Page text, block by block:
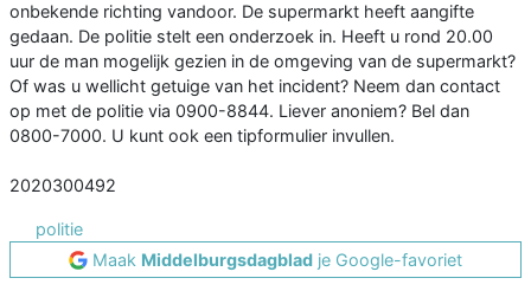
onbekende richting vandoor. De supermarkt heeft aangifte
gedaan. De politie stelt een onderzoek in. Heeft u rond 20.00
uur de man mogelijk gezien in de omgeving van de supermarkt?
Of was u wellicht getuige van het incident? Neem dan contact
op met de politie via 0900-8844. Liever anoniem? Bel dan
0800-7000. U kunt ook een tipformulier invullen.
2020300492
politie
Maak Middelburgsdagblad je Google-favoriet